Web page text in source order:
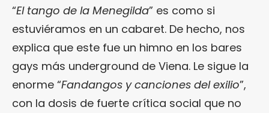
“El tango de la Menegilda” es como si
estuviéramos en un cabaret. De hecho, nos
explica que este fue un himno en los bares
gays más underground de Viena. Le sigue la
enorme “Fandangos y canciones del exilio”,
con la dosis de fuerte crítica social que no